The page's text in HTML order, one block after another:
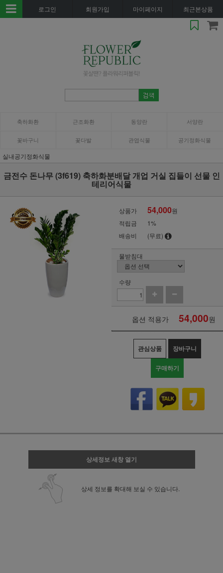
로그인 회원가입 마이페이지 최근본상품
축하화환 근조화환 동양란 서양란
꽃바구니 꽃다발 관엽식물 공기정화식물
실내공기정화식물
금전수 돈나무 (3f619) 축하화분배달 개업 거실 집들이 선물 인
테리어식물
상품가 54,000원
적립금
1%
배송비
(무료)
물받침대
수량
옵션 적용가 54,000원
관심상품 장바구니
구매하기
상세정보 새창 열기
상세 정보를 확대해 보실 수 있습니다.